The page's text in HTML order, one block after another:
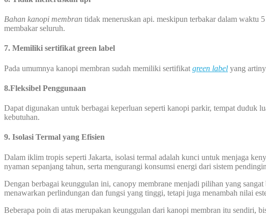
Bahan kanopi membran tidak meneruskan api. meskipun terbakar dalam waktu
membakar seluruh.
7. Memiliki sertifikat green label
Pada umumnya kanopi membran sudah memiliki sertifikat green label yang
8.Fleksibel Penggunaan
Dapat digunakan untuk berbagai keperluan seperti kanopi parkir, tempat duduk
kebutuhan.
9. Isolasi Termal yang Efisien
Dalam iklim tropis seperti Jakarta, isolasi termal adalah kunci untuk menjaga
nyaman sepanjang tahun, serta mengurangi konsumsi energi dari sistem
Dengan berbagai keunggulan ini, canopy membrane menjadi pilihan yang
menawarkan perlindungan dan fungsi yang tinggi, tetapi juga menambah nilai
Beberapa poin di atas merupakan keunggulan dari kanopi membran itu sendiri,